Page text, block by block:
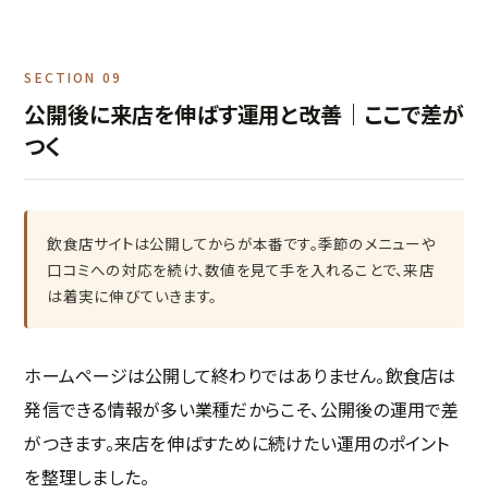
SECTION 09
公開後に来店を伸ばす運用と改善｜ここで差が
つく
飲食店サイトは公開してからが本番です。季節のメニューや
口コミへの対応を続け、数値を見て手を入れることで、来店
は着実に伸びていきます。
ホームページは公開して終わりではありません。飲食店は
発信できる情報が多い業種だからこそ、公開後の運用で差
がつきます。来店を伸ばすために続けたい運用のポイント
を整理しました。